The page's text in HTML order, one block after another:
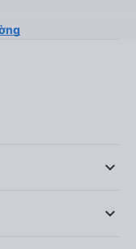
keyboard_arrow_down
keyboard_arrow_down